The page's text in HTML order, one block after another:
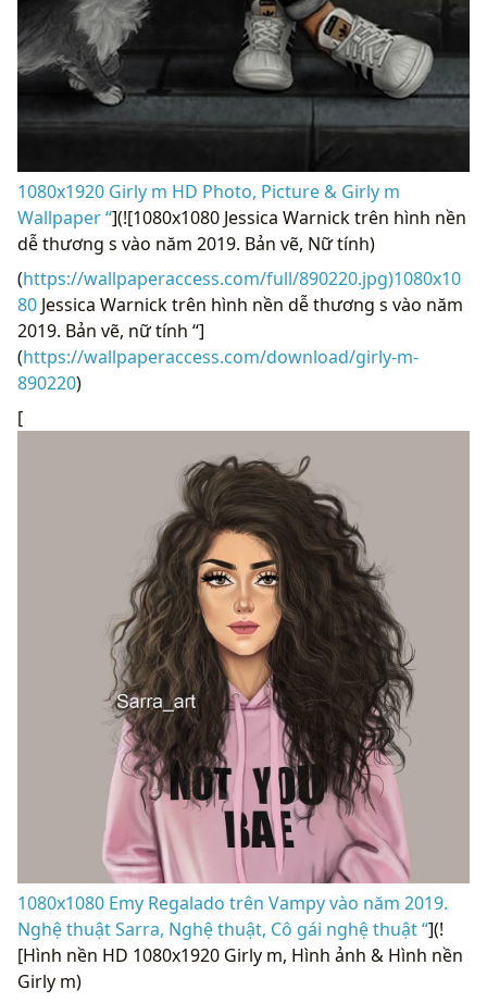
1080x1920 Girly m HD Photo, Picture & Girly m
Wallpaper “](![1080x1080 Jessica Warnick trên hình nền
dễ thương s vào năm 2019. Bản vẽ, Nữ tính)
(https://wallpaperaccess.com/full/890220.jpg)1080x10
80 Jessica Warnick trên hình nền dễ thương s vào năm
2019. Bản vẽ, nữ tính “]
(https://wallpaperaccess.com/download/girly-m-
890220)
[
1080x1080 Emy Regalado trên Vampy vào năm 2019.
Nghệ thuật Sarra, Nghệ thuật, Cô gái nghệ thuật “](!
[Hình nền HD 1080x1920 Girly m, Hình ảnh & Hình nền
Girly m)